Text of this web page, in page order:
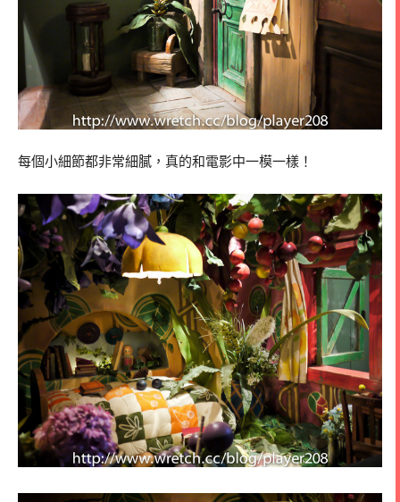
每個小細節都非常細膩，真的和電影中一模一樣！